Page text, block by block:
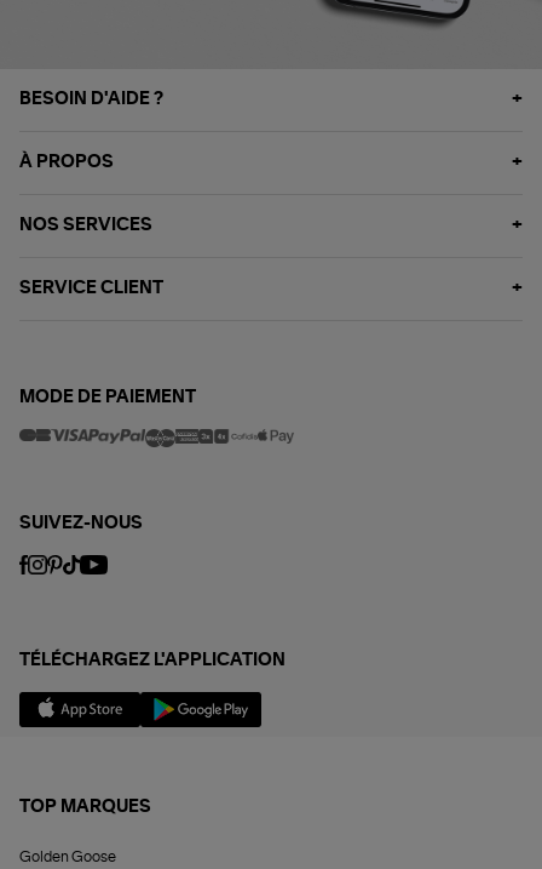
BESOIN D'AIDE ?
À PROPOS
NOS SERVICES
SERVICE CLIENT
MODE DE PAIEMENT
SUIVEZ-NOUS
TÉLÉCHARGEZ L'APPLICATION
TOP MARQUES
Golden Goose